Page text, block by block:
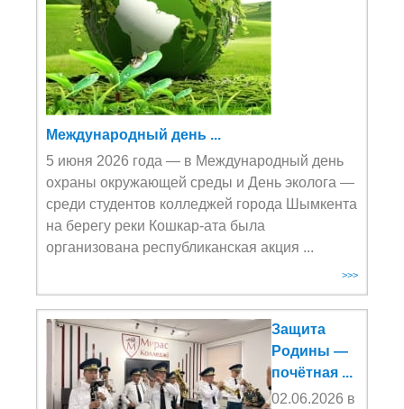
Международный день ...
5 июня 2026 года — в Международный день
охраны окружающей среды и День эколога —
среди студентов колледжей города Шымкента
на берегу реки Кошкар-ата была
организована республиканская акция ...
>>>
Защита
Родины —
почётная ...
02.06.2026 в